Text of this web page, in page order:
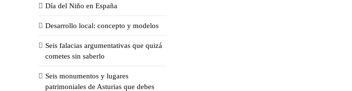
Día del Niño en España
Desarrollo local: concepto y modelos
Seis falacias argumentativas que quizá
cometes sin saberlo
Seis monumentos y lugares
patrimoniales de Asturias que debes